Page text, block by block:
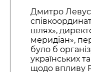
Дмитро
шлях»,
меридіан»,
було б
українських
щодо впливу